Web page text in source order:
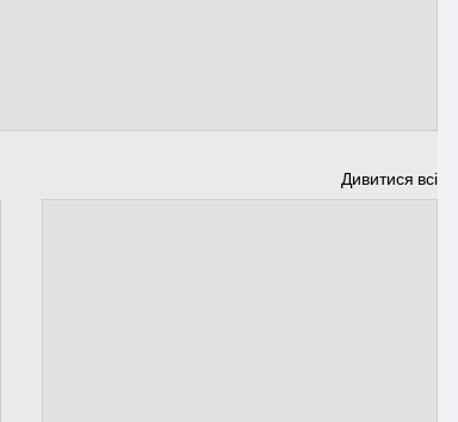
Дивитися всі